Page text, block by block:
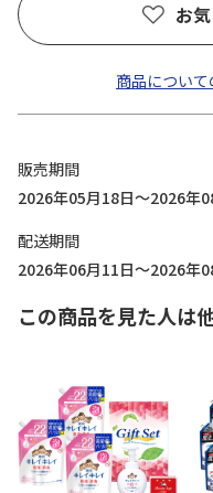
お
商品につい
販売期間
2026年05月18日～2026年
配送期間
2026年06月11日～2026年
この商品を見た人は